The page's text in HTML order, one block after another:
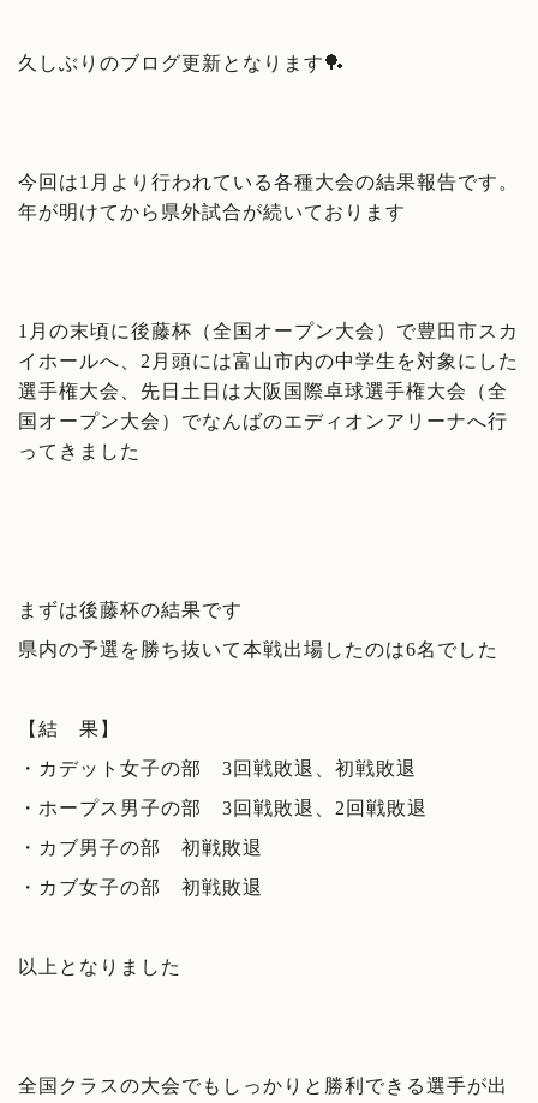
久しぶりのブログ更新となります🏓
今回は1月より行われている各種大会の結果報告です。
年が明けてから県外試合が続いております
1月の末頃に後藤杯（全国オープン大会）で豊田市スカ
イホールへ、2月頭には富山市内の中学生を対象にした
選手権大会、先日土日は大阪国際卓球選手権大会（全
国オープン大会）でなんばのエディオンアリーナへ行
ってきました
まずは後藤杯の結果です
県内の予選を勝ち抜いて本戦出場したのは6名でした
【結 果】
・カデット女子の部 3回戦敗退、初戦敗退
・ホープス男子の部 3回戦敗退、2回戦敗退
・カブ男子の部 初戦敗退
・カブ女子の部 初戦敗退
以上となりました
全国クラスの大会でもしっかりと勝利できる選手が出